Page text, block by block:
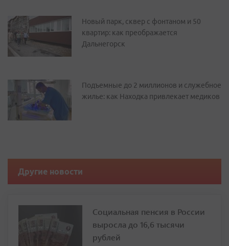
Новый парк, сквер с фонтаном и 50
квартир: как преображается
Дальнегорск
Подъемные до 2 миллионов и служебное
жилье: как Находка привлекает медиков
Другие новости
Социальная пенсия в России
выросла до 16,6 тысячи
рублей